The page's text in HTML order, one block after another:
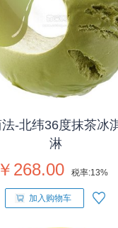
-北纬36度抹茶冰
淋
￥268.00 税率:13%
加入购物车